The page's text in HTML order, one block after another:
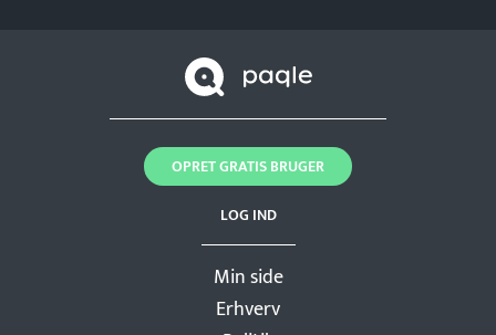
Min side
Erhverv
LOG IND
OPRET GRATIS BRUGER